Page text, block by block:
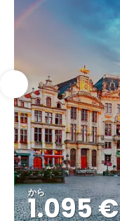
から
1.095 €